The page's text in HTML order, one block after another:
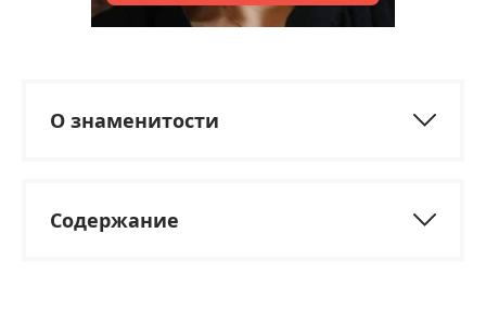
О знаменитости
Содержание